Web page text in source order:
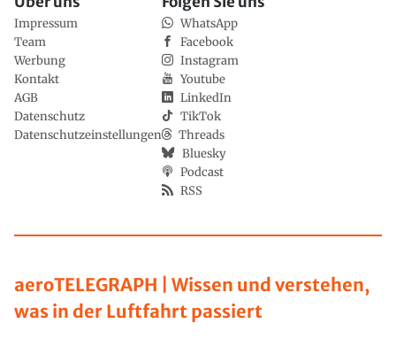
aeroTELEGRAPH | Wissen und verstehen,
was in der Luftfahrt passiert
Impressum
Team
Werbung
Kontakt
AGB
Datenschutz
Datenschutzeinstellungen
WhatsApp
Facebook
Instagram
Youtube
LinkedIn
TikTok
Threads
Bluesky
Podcast
RSS